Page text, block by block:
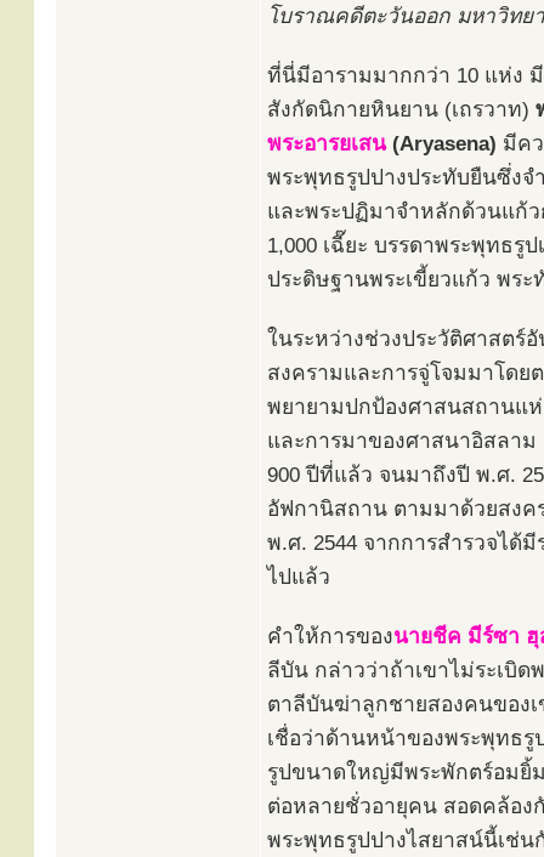
โบราณคดีตะวันออก มหาวิทย
ที่นี่มีอารามมากกว่า 10 แห่ง
สังกัดนิกายหินยาน (เถรวาท)
พระอารยเสน(Aryasena) มีค
พระพุทธรูปปางประทับยืนซึ่งจ
และพระปฏิมาจำหลักด้วนแก้
1,000 เฉี๊ยะ บรรดาพระพุทธ
ประดิษฐานพระเขี้ยวแก้ว พร
ในระหว่างช่วงประวัติศาสตร์
สงครามและการจู่โจมมาโด
พยายามปกป้องศาสนสถานแ
และการมาของศาสนาอิสลาม
900 ปีที่แล้ว จนมาถึงปี พ.ศ.
อัฟกานิสถาน ตามมาด้วยสงค
พ.ศ. 2544 จากการสำรวจได้
ไปแล้ว
คำให้การของนายชีค มีร์ซา ฮุ
ลีบัน กล่าวว่าถ้าเขาไม่ระเบิ
ตาลีบันฆ่าลูกชายสองคนของ
เชื่อว่าด้านหน้าของพระพุทธ
รูปขนาดใหญ่มีพระพักตร์อมยิ้
ต่อหลายชั่วอายุคน สอดคล้อง
พระพุทธรูปปางไสยาสน์นี้เช่